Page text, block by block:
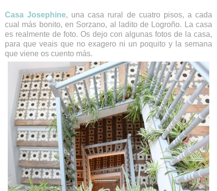
Casa Josephine, una casa rural de cuatro pisos, a cada
cual más bonito, en Sorzano, al ladito de Logroño. La casa
es realmente de foto. Os dejo con algunas fotos de la casa,
para que veais que no exagero ni un poquito y la semana
que viene os cuento más.